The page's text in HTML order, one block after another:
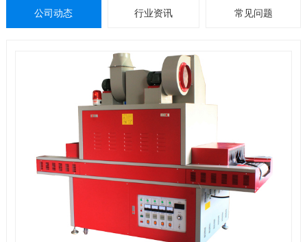
公司动态 行业资讯 常见问题